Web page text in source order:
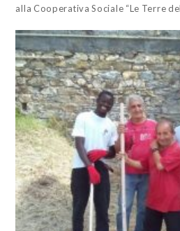
alla Cooperativa Sociale “Le Terre